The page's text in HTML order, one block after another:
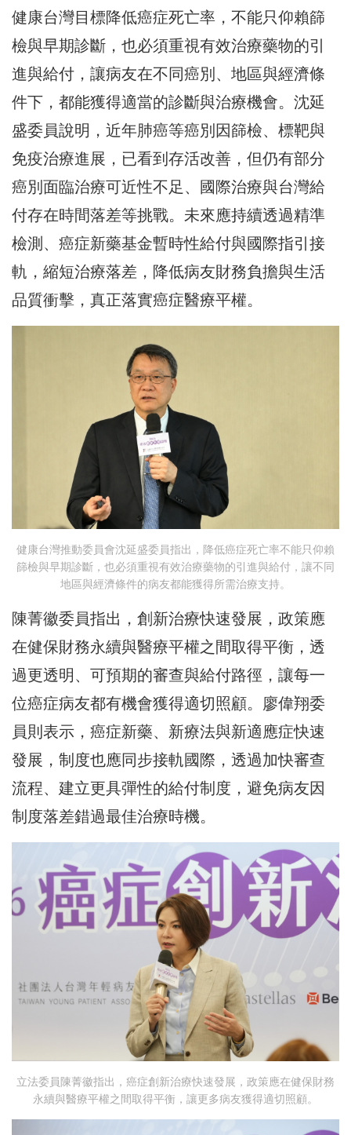
健康台灣目標降低癌症死亡率，不能只仰賴篩
檢與早期診斷，也必須重視有效治療藥物的引
進與給付，讓病友在不同癌別、地區與經濟條
件下，都能獲得適當的診斷與治療機會。沈延
盛委員說明，近年肺癌等癌別因篩檢、標靶與
免疫治療進展，已看到存活改善，但仍有部分
癌別面臨治療可近性不足、國際治療與台灣給
付存在時間落差等挑戰。未來應持續透過精準
檢測、癌症新藥基金暫時性給付與國際指引接
軌，縮短治療落差，降低病友財務負擔與生活
品質衝擊，真正落實癌症醫療平權。
健康台灣推動委員會沈延盛委員指出，降低癌症死亡率不能只仰賴
篩檢與早期診斷，也必須重視有效治療藥物的引進與給付，讓不同
地區與經濟條件的病友都能獲得所需治療支持。
陳菁徽委員指出，創新治療快速發展，政策應
在健保財務永續與醫療平權之間取得平衡，透
過更透明、可預期的審查與給付路徑，讓每一
位癌症病友都有機會獲得適切照顧。廖偉翔委
員則表示，癌症新藥、新療法與新適應症快速
發展，制度也應同步接軌國際，透過加快審查
流程、建立更具彈性的給付制度，避免病友因
制度落差錯過最佳治療時機。
立法委員陳菁徽指出，癌症創新治療快速發展，政策應在健保財務
永續與醫療平權之間取得平衡，讓更多病友獲得適切照顧。